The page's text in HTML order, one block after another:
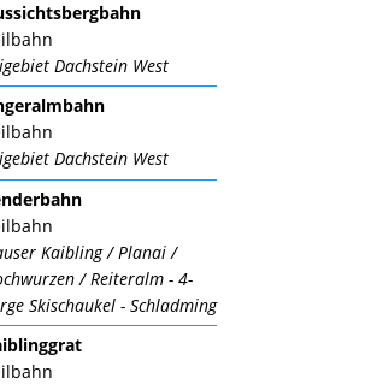
Dachstein West
Dachstein West
Kaibling / Planai /
/ Reiteralm - 4-
Skischaukel - Schladming